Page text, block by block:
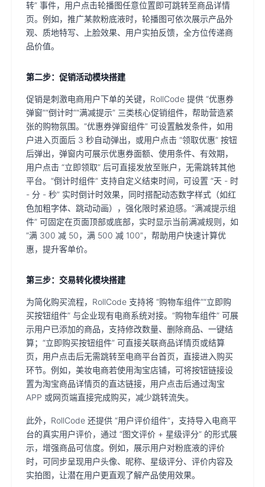
转” 事件，用户点击轮播图任意位置即可跳转至商品详情
页。例如，推广某款粉底液时，轮播图可依次展示产品外
观、质地特写、上脸效果、用户实拍反馈，全方位传递商
品价值。
第二步：促销活动模块搭建
促销是刺激电商用户下单的关键，RollCode 提供 “优惠券
弹窗”“倒计时”“满减提示” 三类核心促销组件，帮助营造紧
张的购物氛围。“优惠券弹窗组件” 可设置触发条件，如用
户进入页面后 3 秒自动弹出，或用户点击 “领取优惠” 按钮
后弹出，弹窗内可展示优惠券面额、使用条件、有效期，
用户点击 “立即领取” 后可直接发放至账户，无需跳转其他
平台。“倒计时组件” 支持自定义结束时间，可设置 “天 - 时
- 分 - 秒” 实时倒计时效果，同时搭配动态数字样式（如红
色加粗字体、跳动动画），强化限时紧迫感。“满减提示组
件” 可固定在页面顶部或底部，实时显示当前满减规则，如
“满 300 减 50，满 500 减 100”，帮助用户快速计算优
惠，提升客单价。
第三步：交易转化模块搭建
为简化购买流程，RollCode 支持将 “购物车组件”“立即购
买按钮组件” 与企业现有电商系统对接。“购物车组件” 可展
示用户已添加的商品，支持修改数量、删除商品、一键结
算；“立即购买按钮组件” 可直接关联商品详情页或结算
页，用户点击后无需跳转至电商平台首页，直接进入购买
环节。例如，美妆电商若使用淘宝店铺，可将按钮链接设
置为淘宝商品详情页的直达链接，用户点击后通过淘宝
APP 或网页端直接完成购买，减少跳转流失。
此外，RollCode 还提供 “用户评价组件”，支持导入电商平
台的真实用户评价，通过 “图文评价 + 星级评分” 的形式展
示，增强商品可信度。例如，展示用户对粉底液的评价
时，可同步呈现用户头像、昵称、星级评分、评价内容及
实拍图，让潜在用户更直观了解产品使用效果。